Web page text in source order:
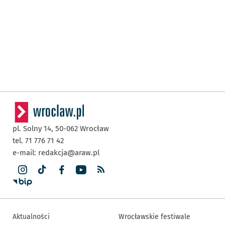
pl. Solny 14, 50-062 Wrocław
tel. 71 776 71 42
e-mail: redakcja@araw.pl
Aktualności Wrocławskie festiwale